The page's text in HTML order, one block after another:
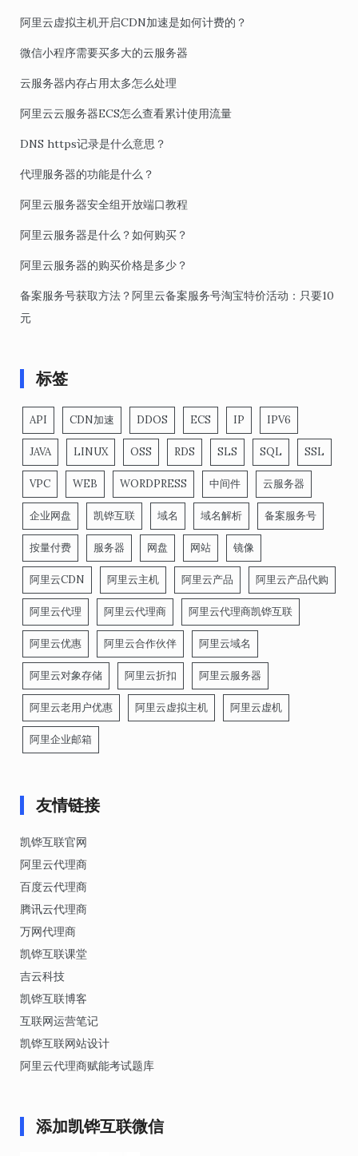
阿里云虚拟主机开启CDN加速是如何计费的？
微信小程序需要买多大的云服务器
云服务器内存占用太多怎么处理
阿里云云服务器ECS怎么查看累计使用流量
DNS https记录是什么意思？
代理服务器的功能是什么？
阿里云服务器安全组开放端口教程
阿里云服务器是什么？如何购买？
阿里云服务器的购买价格是多少？
备案服务号获取方法？阿里云备案服务号淘宝特价活动：只要10
元
标签
API CDN加速 DDOS ECS IP IPV6
JAVA LINUX OSS RDS SLS SQL SSL
VPC WEB WORDPRESS 中间件 云服务器
企业网盘 凯铧互联 域名 域名解析 备案服务号
按量付费 服务器 网盘 网站 镜像
阿里云CDN 阿里云主机 阿里云产品 阿里云产品代购
阿里云代理 阿里云代理商 阿里云代理商凯铧互联
阿里云优惠 阿里云合作伙伴 阿里云域名
阿里云对象存储 阿里云折扣 阿里云服务器
阿里云老用户优惠 阿里云虚拟主机 阿里云虚机
阿里企业邮箱
友情链接
凯铧互联官网
阿里云代理商
百度云代理商
腾讯云代理商
万网代理商
凯铧互联课堂
吉云科技
凯铧互联博客
互联网运营笔记
凯铧互联网站设计
阿里云代理商赋能考试题库
添加凯铧互联微信